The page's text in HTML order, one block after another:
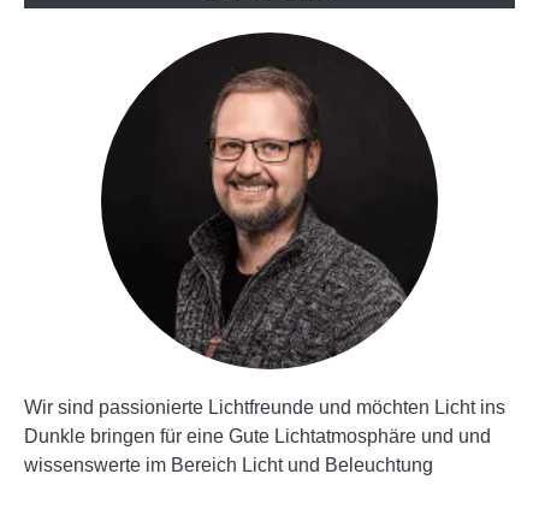
Wir sind passionierte Lichtfreunde und möchten Licht ins
Dunkle bringen für eine Gute Lichtatmosphäre und und
wissenswerte im Bereich Licht und Beleuchtung